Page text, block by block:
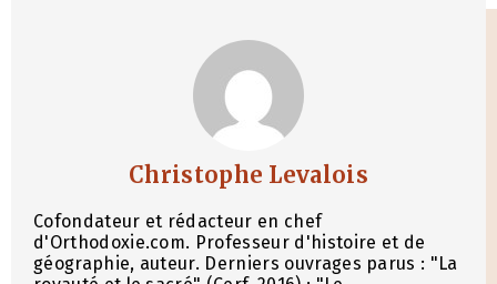
Christophe Levalois
Cofondateur et rédacteur en chef
d'Orthodoxie.com. Professeur d'histoire et de
géographie, auteur. Derniers ouvrages parus : "La